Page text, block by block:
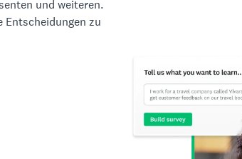
und weiteren.
zu